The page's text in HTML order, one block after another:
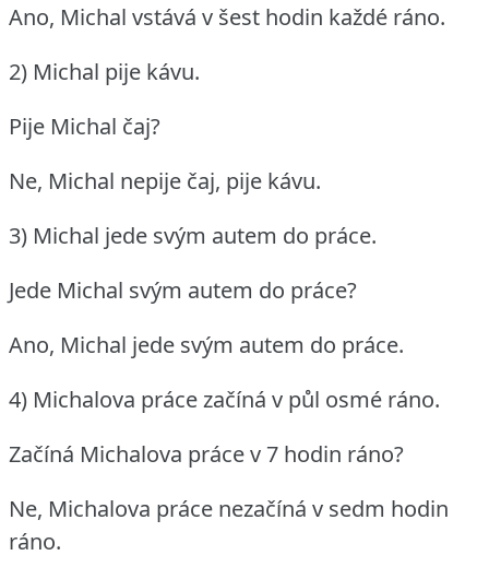
Ano, Michal vstává v šest hodin každé ráno.
2) Michal pije kávu.
Pije Michal čaj?
Ne, Michal nepije čaj, pije kávu.
3) Michal jede svým autem do práce.
Jede Michal svým autem do práce?
Ano, Michal jede svým autem do práce.
4) Michalova práce začíná v půl osmé ráno.
Začíná Michalova práce v 7 hodin ráno?
Ne, Michalova práce nezačíná v sedm hodin
ráno.